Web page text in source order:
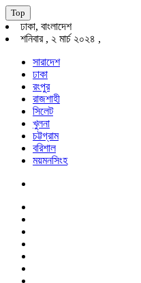
Top
ঢাকা, বাংলাদেশ
শনিবার , ২ মার্চ ২০২৪ ,
সারাদেশ
ঢাকা
রংপুর
রাজশাহী
সিলেট
খুলনা
চট্টগ্রাম
বরিশাল
ময়মনসিংহ